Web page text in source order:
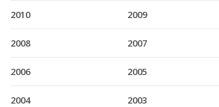
2010 2009
2008 2007
2006 2005
2004 2003